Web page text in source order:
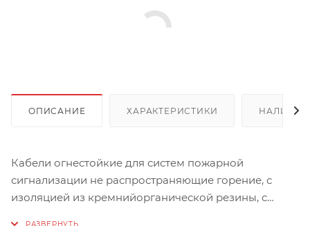
ОПИСАНИЕ ХАРАКТЕРИСТИКИ НАЛИЧИЕ
Кабели огнестойкие для систем пожарной
сигнализации не распространяющие горение, с
изоляцией из кремнийорганической резины, с